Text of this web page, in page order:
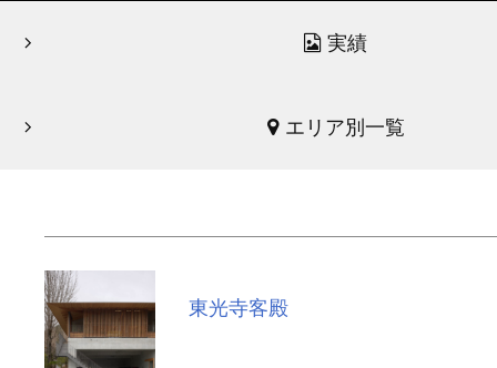
実績
エリア別一覧
東光寺客殿